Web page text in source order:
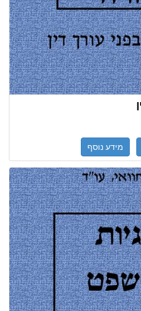
מידע נוסף